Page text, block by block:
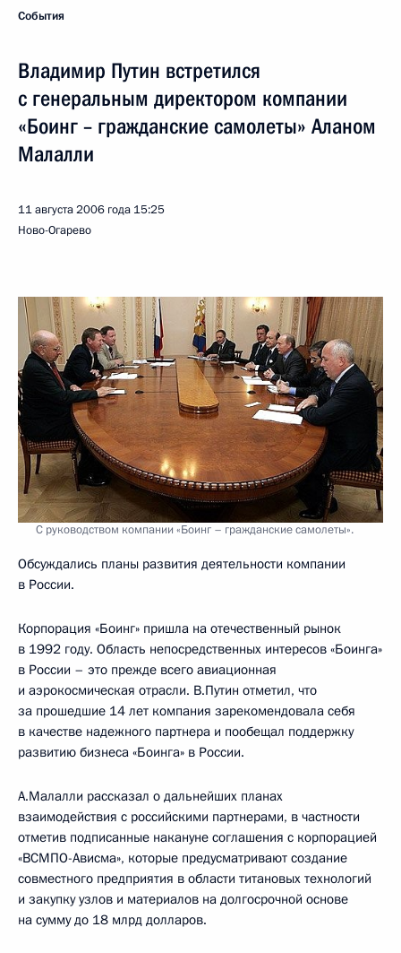
События
Владимир Путин встретился
с генеральным директором компании
«Боинг – гражданские самолеты» Аланом
Малалли
11 августа 2006 года 15:25
Ново-Огарево
С руководством компании «Боинг – гражданские самолеты».
Обсуждались планы развития деятельности компании
в России.
Корпорация «Боинг» пришла на отечественный рынок
в 1992 году. Область непосредственных интересов «Боинга»
в России – это прежде всего авиационная
и аэрокосмическая отрасли. В.Путин отметил, что
за прошедшие 14 лет компания зарекомендовала себя
в качестве надежного партнера и пообещал поддержку
развитию бизнеса «Боинга» в России.
А.Малалли рассказал о дальнейших планах
взаимодействия с российскими партнерами, в частности
отметив подписанные накануне соглашения с корпорацией
«ВСМПО-Ависма», которые предусматривают создание
совместного предприятия в области титановых технологий
и закупку узлов и материалов на долгосрочной основе
на сумму до 18 млрд долларов.